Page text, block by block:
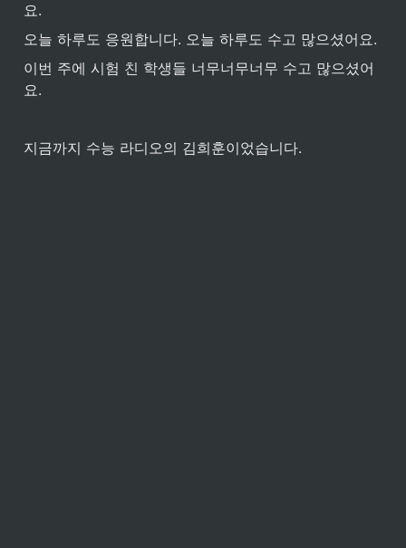
요.
오늘 하루도 응원합니다. 오늘 하루도 수고 많으셨어요.
이번 주에 시험 친 학생들 너무너무너무 수고 많으셨어
요.
지금까지 수능 라디오의 김희훈이었습니다.